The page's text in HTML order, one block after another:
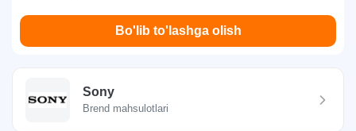
Bo'lib to'lashga olish
Sony
Brend mahsulotlari